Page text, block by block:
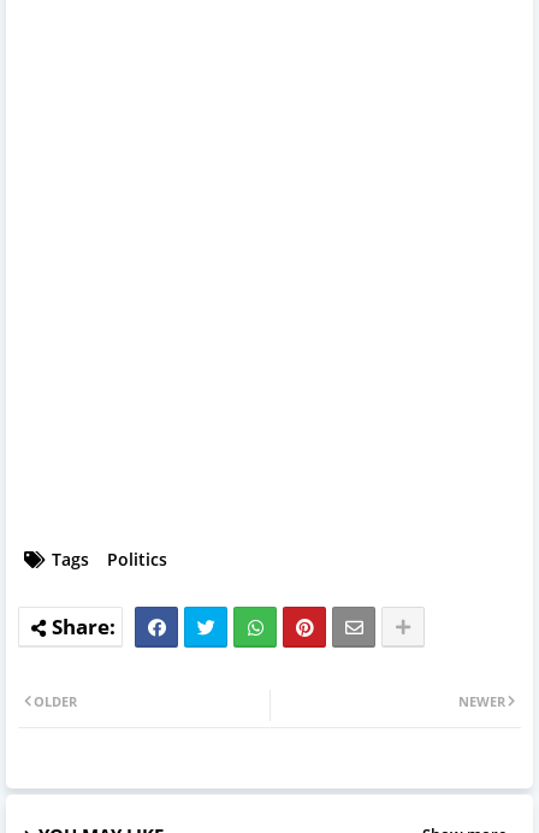
Tags Politics
NEWER
OLDER